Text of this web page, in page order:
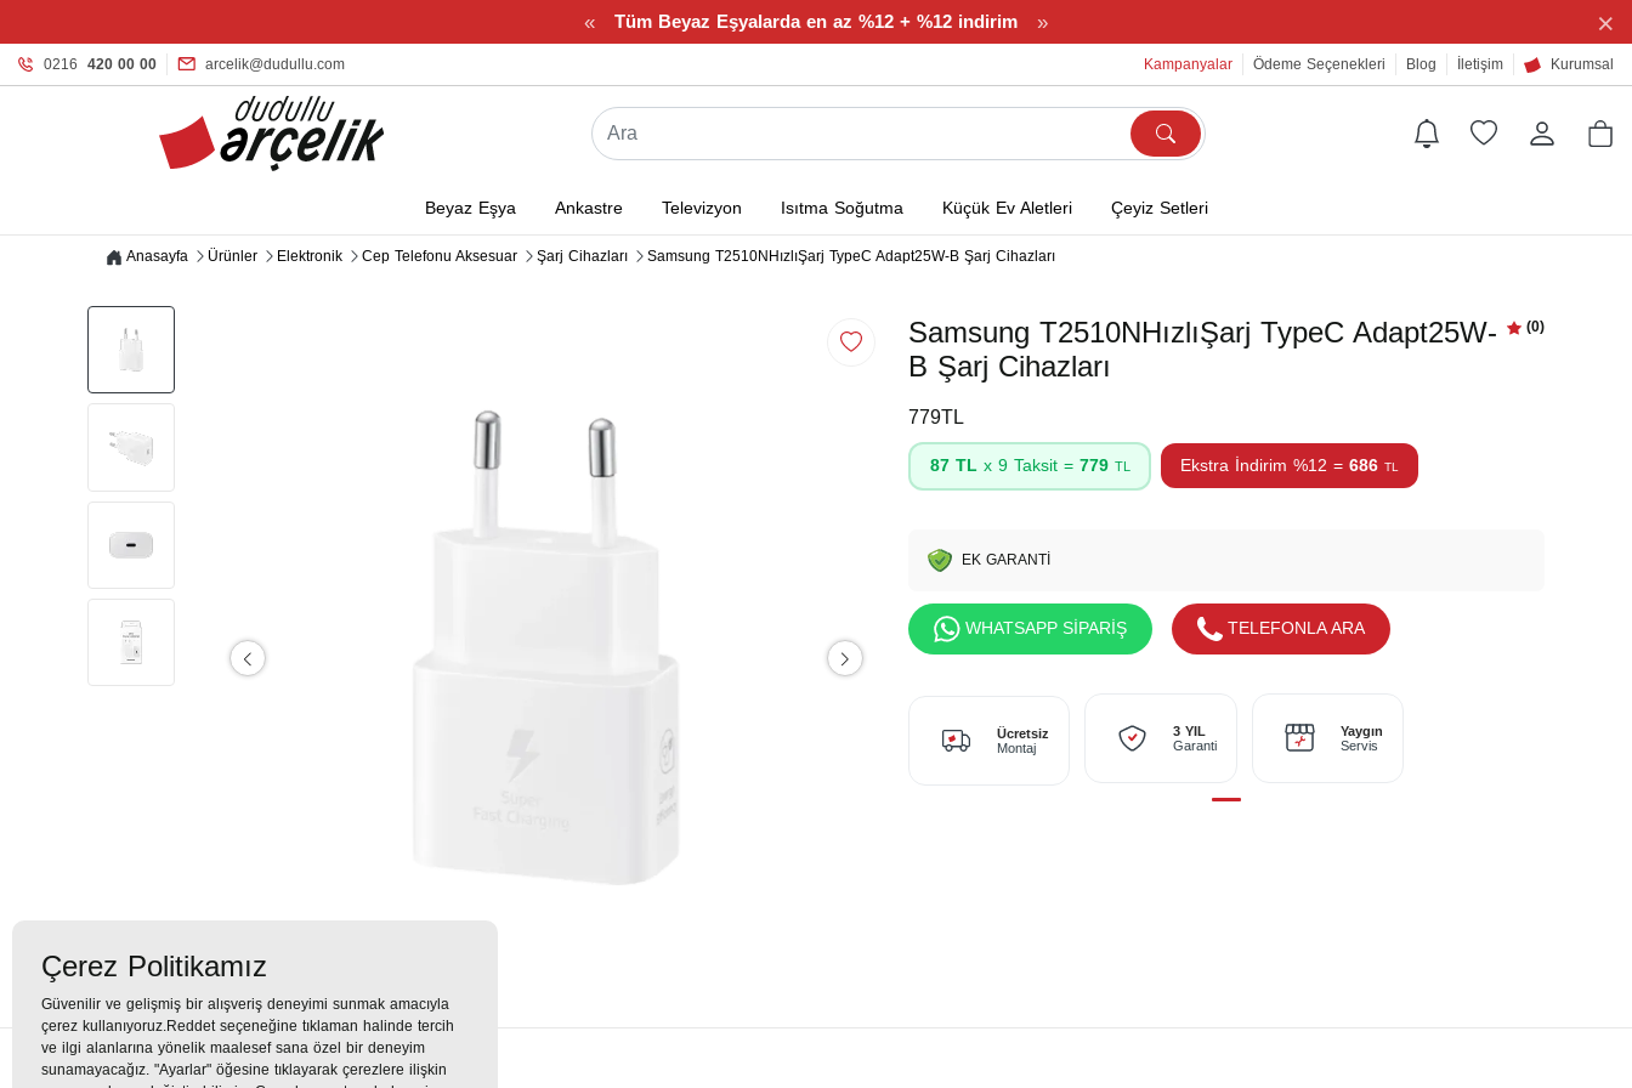
« Tüm Beyaz Eşyalarda en az %12 + %12 indirim » ×
0216 420 00 00 arcelik@dudullu.com Kampanyalar Ödeme Seçenekleri Blog İletişim Kurumsal
Beyaz Eşya Ankastre Televizyon Isıtma Soğutma Küçük Ev Aletleri Çeyiz Setleri
Anasayfa Ürünler Elektronik Cep Telefonu Aksesuar Şarj Cihazları Samsung T2510NHızlıŞarj TypeC Adapt25W-B Şarj Cihazları
Samsung T2510NHızlıŞarj TypeC Adapt25W-
B Şarj Cihazları
(0)
779TL
87 TLx 9 Taksit = 779 TL Ekstra İndirim %12 = 686 TL
EK GARANTİ
WHATSAPP SİPARİŞ TELEFONLA ARA
Ücretsiz
Montaj
3 YIL
Garanti
Yaygın
Servis
Çerez Politikamız
Güvenilir ve gelişmiş bir alışveriş deneyimi sunmak amacıyla
çerez kullanıyoruz.Reddet seçeneğine tıklaman halinde tercih
ve ilgi alanlarına yönelik maalesef sana özel bir deneyim
sunamayacağız. "Ayarlar" öğesine tıklayarak çerezlere ilişkin